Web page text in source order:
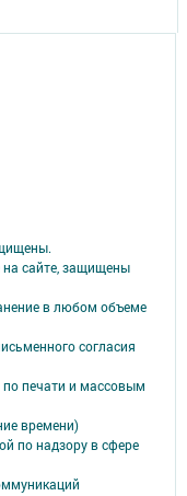
сайте, защищены
в любом объеме
согласия
по печати и массовым
времени)
по надзору в сфере